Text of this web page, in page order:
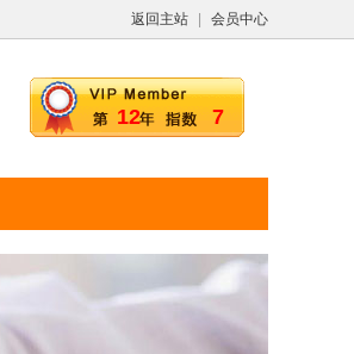
返回主站 会员中心
12 7